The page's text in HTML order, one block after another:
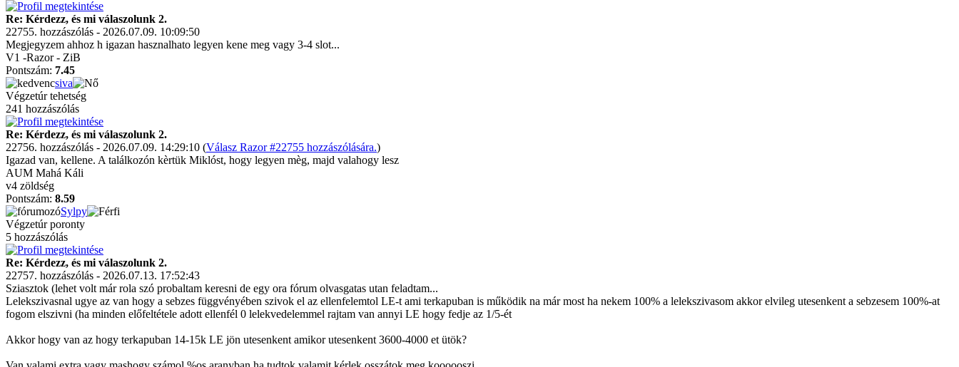
Re: Kérdezz, és mi válaszolunk 2.
22755. hozzászólás - 2026.07.09. 10:09:50
Megjegyzem ahhoz h igazan hasznalhato legyen kene meg vagy 3-4 slot...
V1 -Razor - ZiB
Pontszám: 7.45
siva
Végzetúr tehetség
241 hozzászólás
Re: Kérdezz, és mi válaszolunk 2.
22756. hozzászólás - 2026.07.09. 14:29:10 (Válasz Razor #22755 hozzászólására.)
Igazad van, kellene. A találkozón kèrtük Miklóst, hogy legyen mèg, majd valahogy lesz
AUM Mahá Káli
v4 zöldség
Pontszám: 8.59
Sylpy
Végzetúr poronty
5 hozzászólás
Re: Kérdezz, és mi válaszolunk 2.
22757. hozzászólás - 2026.07.13. 17:52:43
Sziasztok (lehet volt már rola szó probaltam keresni de egy ora fórum olvasgatas utan feladtam...
Lelekszivasnal ugye az van hogy a sebzes függvényében szivok el az ellenfelemtol LE-t ami terkapuban is működik na már most ha nekem 100% a lelekszivasom akkor elvileg utesenkent a sebzesem 100%-at
fogom elszivni (ha minden előfeltétele adott ellenfél 0 lelekvedelemmel rajtam van annyi LE hogy fedje az 1/5-ét
Akkor hogy van az hogy terkapuban 14-15k LE jön utesenkent amikor utesenkent 3600-4000 et ütök?